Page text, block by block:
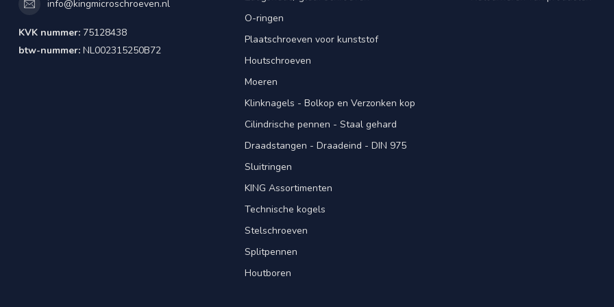
info@kingmicroschroeven.nl
KVK nummer: 75128438
btw-nummer: NL002315250B72
O-ringen
Plaatschroeven voor kunststof
Houtschroeven
Moeren
Klinknagels - Bolkop en Verzonken kop
Cilindrische pennen - Staal gehard
Draadstangen - Draadeind - DIN 975
Sluitringen
KING Assortimenten
Technische kogels
Stelschroeven
Splitpennen
Houtboren